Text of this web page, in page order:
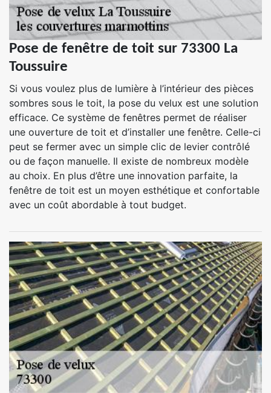
Pose de fenêtre de toit sur 73300 La
Toussuire
Si vous voulez plus de lumière à l’intérieur des pièces
sombres sous le toit, la pose du velux est une solution
efficace. Ce système de fenêtres permet de réaliser
une ouverture de toit et d’installer une fenêtre. Celle-ci
peut se fermer avec un simple clic de levier contrôlé
ou de façon manuelle. Il existe de nombreux modèle
au choix. En plus d’être une innovation parfaite, la
fenêtre de toit est un moyen esthétique et confortable
avec un coût abordable à tout budget.